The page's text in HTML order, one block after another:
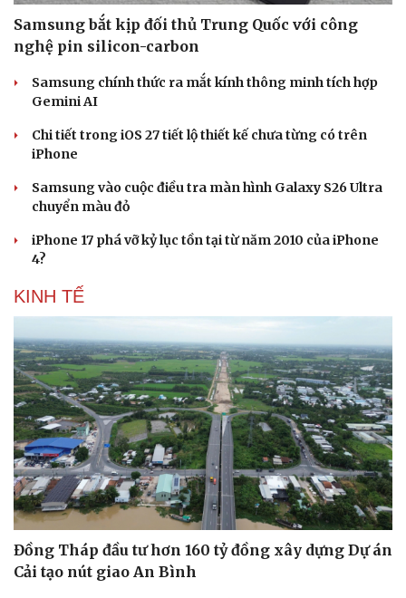
Sức khỏe
Dinh dưỡng - món ngon
Cây thuốc
Nhi khoa
Nam khoa
Đời sống
Nhà đẹp
Blog
Samsung bắt kịp đối thủ Trung Quốc với công
nghệ pin silicon-carbon
Samsung chính thức ra mắt kính thông minh tích hợp
Gemini AI
Chi tiết trong iOS 27 tiết lộ thiết kế chưa từng có trên
iPhone
Samsung vào cuộc điều tra màn hình Galaxy S26 Ultra
chuyển màu đỏ
iPhone 17 phá vỡ kỷ lục tồn tại từ năm 2010 của iPhone
4?
KINH TẾ
Đồng Tháp đầu tư hơn 160 tỷ đồng xây dựng Dự án
Cải tạo nút giao An Bình